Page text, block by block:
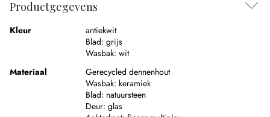
Productgegevens
Kleur
antiekwit
Blad: grijs
Wasbak: wit
Materiaal
Gerecycled dennenhout
Wasbak: keramiek
Blad: natuursteen
Deur: glas